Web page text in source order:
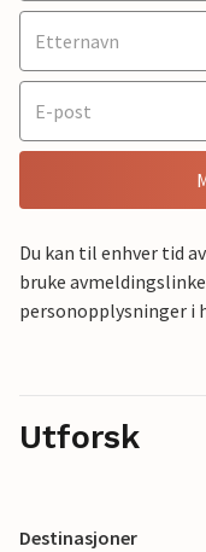
Du kan til enhver tid
bruke
personopplysninger i
Utforsk
Destinasjoner